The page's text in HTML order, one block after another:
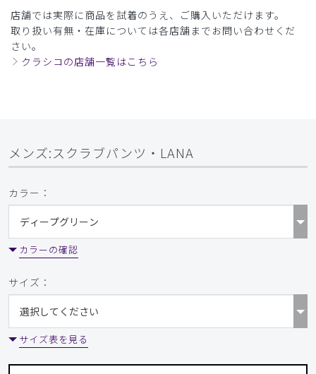
店舗では実際に商品を試着のうえ、ご購入いただけます。
取り扱い有無・在庫については各店舗までお問い合わせくだ
さい。
クラシコの店舗一覧はこちら
メンズ:スクラブパンツ・LANA
カラー：
カラーの確認
サイズ：
サイズ表を見る